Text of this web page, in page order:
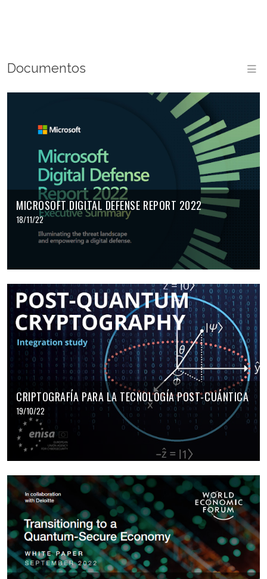
Documentos
MICROSOFT DIGITAL DEFENSE REPORT 2022
18/11/22
CRIPTOGRAFÍA PARA LA TECNOLOGÍA POST-CUÁNTICA
19/10/22